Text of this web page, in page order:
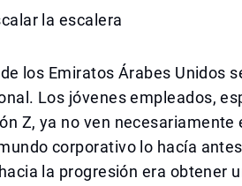
la escalera
los Emiratos Árabes Unidos
Los jóvenes empleados,
Z, ya no ven
corporativo lo hacía
la progresión era obtener